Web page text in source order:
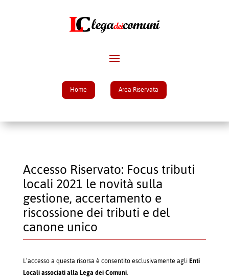
Home Area Riservata
Accesso Riservato: Focus tributi
locali 2021 le novità sulla
gestione, accertamento e​
riscossione dei tributi e del
canone unico​
L’accesso a questa risorsa è consentito esclusivamente agliEnti
Locali associati alla Lega dei Comuni.